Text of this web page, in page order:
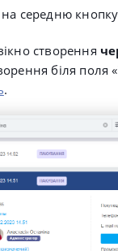
на середню кнопку
створення
біля поля
.